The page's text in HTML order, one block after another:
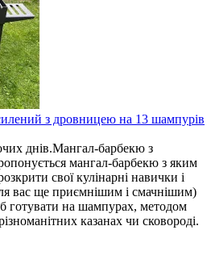
з дровницею на 13 шампурів
днів.Мангал-барбекю з
мангал-барбекю з яким
свої кулінарні навички і
вас ще приємнішим і смачнішим)
готувати на шампурах, методом
казанах чи сковороді.